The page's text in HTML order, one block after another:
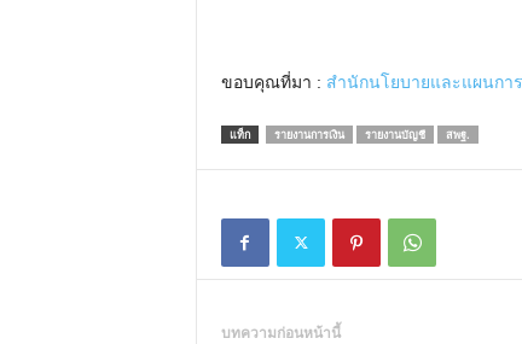
ขอบคุณที่มา : สำนักนโยบายและแผนก
แท็ก รายงานการเงิน รายงานบัญชี สพฐ.
บทความก่อนหน้านี้